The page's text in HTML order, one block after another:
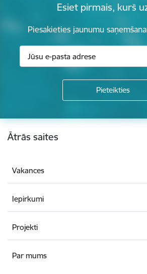
Esiet pirmais, kurš
Piesakieties jaunumu
Kājene
Ātrās saites
Vakances
Iepirkumi
Projekti
Par mums